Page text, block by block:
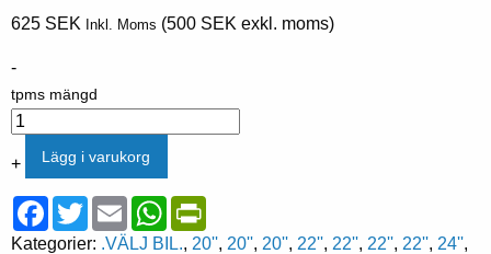
625 SEK Inkl. Moms (500 SEK exkl. moms)
-
tpms mängd
+ Lägg i varukorg
Facebook
TwitterEmailWhatsApp
Kategorier: .VÄLJ BIL., 20'', 20'', 20'', 22'', 22'', 22'', 22'', 24'',